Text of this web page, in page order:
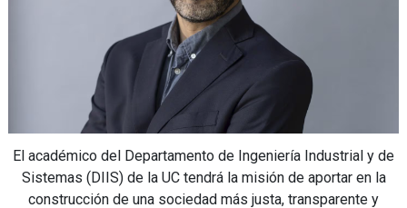
El académico del Departamento de Ingeniería Industrial y de
Sistemas (DIIS) de la UC tendrá la misión de aportar en la
construcción de una sociedad más justa, transparente y